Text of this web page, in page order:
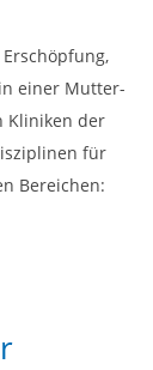
einer Mutter-
Kliniken der
für
Bereichen: